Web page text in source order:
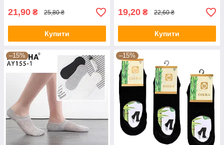
21,90 ₴ 25,80 ₴
Купити
19,20 ₴ 22,60 ₴
Купити
–15% –15%